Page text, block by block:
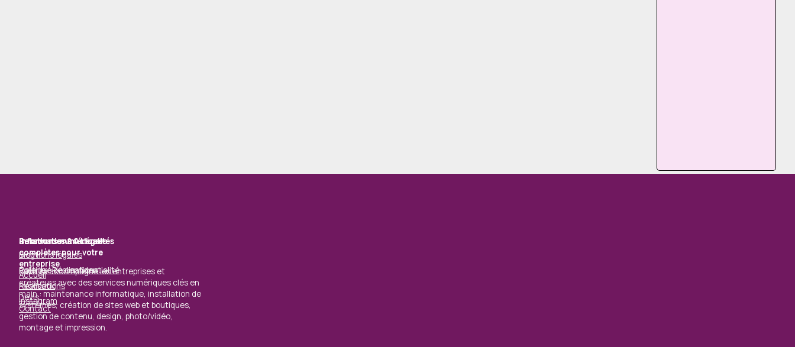
Solutions numériques
complètes pour votre
entreprise
Accueil
Réalisations
Devis
Contact
Ressources & Actualités
Blog
Galerie / Réalisations
Informations & Légal
Mentions légales
Politique de confidentialité
Facebook
Instagram
Baba Ali accompagne les entreprises et
créateurs avec des services numériques clés en
main : maintenance informatique, installation de
systèmes, création de sites web et boutiques,
gestion de contenu, design, photo/vidéo,
montage et impression.